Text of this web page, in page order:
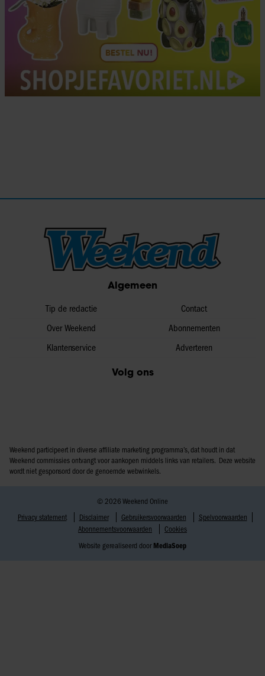
Algemeen
Tip de redactie
Over Weekend
Klantenservice
Contact
Abonnementen
Adverteren
Volg ons
Weekend participeert in diverse affiliate marketing programma’s, dat houdt in dat
Weekend commissies ontvangt voor aankopen middels links van retailers. Deze website
wordt niet gesponsord door de genoemde webwinkels.
© 2026 Weekend Online
Privacy statement
Disclaimer Gebruikersvoorwaarden
Spelvoorwaarden
Abonnementsvoorwaarden
Cookies
Website gerealiseerd door MediaSoep